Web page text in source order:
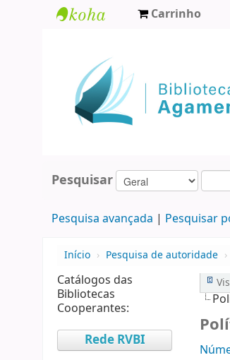
Agamenon
Magalhães
Carrinho
Pesquisar
Pesquisa avançada Pesquisar
Início › Pesquisa de autoridade ›
Catálogos das
Bibliotecas
Cooperantes:
Rede RVBI